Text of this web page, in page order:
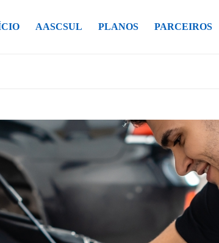
AASCSUL PLANOS PARCEIROS